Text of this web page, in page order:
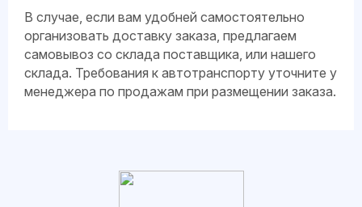
В случае, если вам удобней самостоятельно
организовать доставку заказа, предлагаем
самовывоз со склада поставщика, или нашего
склада. Требования к автотранспорту уточните у
менеджера по продажам при размещении заказа.